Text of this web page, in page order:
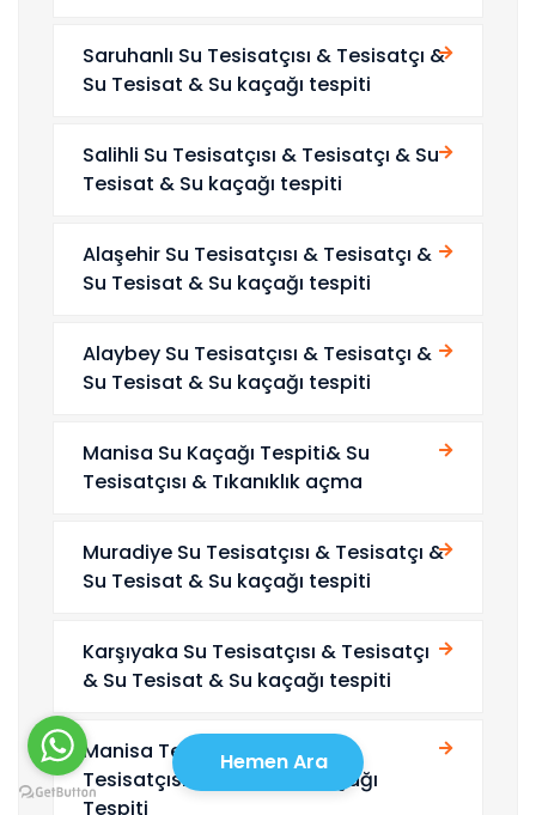
Saruhanlı Su Tesisatçısı & Tesisatçı &
Su Tesisat & Su kaçağı tespiti
Salihli Su Tesisatçısı & Tesisatçı & Su
Tesisat & Su kaçağı tespiti
Alaşehir Su Tesisatçısı & Tesisatçı &
Su Tesisat & Su kaçağı tespiti
Alaybey Su Tesisatçısı & Tesisatçı &
Su Tesisat & Su kaçağı tespiti
Manisa Su Kaçağı Tespiti& Su
Tesisatçısı & Tıkanıklık açma
Muradiye Su Tesisatçısı & Tesisatçı &
Su Tesisat & Su kaçağı tespiti
Karşıyaka Su Tesisatçısı & Tesisatçı
& Su Tesisat & Su kaçağı tespiti
Manisa Tesisat & Manisa Su
Tesisatçısı &Manisa Su kaçağı
Tespiti
Hemen Ara